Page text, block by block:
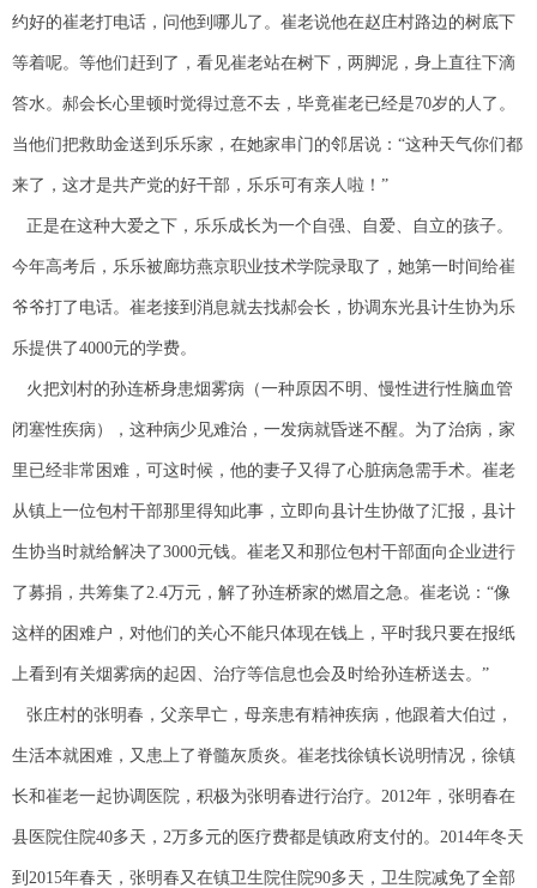
约好的崔老打电话，问他到哪儿了。崔老说他在赵庄村路边的树底下
等着呢。等他们赶到了，看见崔老站在树下，两脚泥，身上直往下滴
答水。郝会长心里顿时觉得过意不去，毕竟崔老已经是70岁的人了。
当他们把救助金送到乐乐家，在她家串门的邻居说：“这种天气你们都
来了，这才是共产党的好干部，乐乐可有亲人啦！”
正是在这种大爱之下，乐乐成长为一个自强、自爱、自立的孩子。
今年高考后，乐乐被廊坊燕京职业技术学院录取了，她第一时间给崔
爷爷打了电话。崔老接到消息就去找郝会长，协调东光县计生协为乐
乐提供了4000元的学费。
火把刘村的孙连桥身患烟雾病（一种原因不明、慢性进行性脑血管
闭塞性疾病），这种病少见难治，一发病就昏迷不醒。为了治病，家
里已经非常困难，可这时候，他的妻子又得了心脏病急需手术。崔老
从镇上一位包村干部那里得知此事，立即向县计生协做了汇报，县计
生协当时就给解决了3000元钱。崔老又和那位包村干部面向企业进行
了募捐，共筹集了2.4万元，解了孙连桥家的燃眉之急。崔老说：“像
这样的困难户，对他们的关心不能只体现在钱上，平时我只要在报纸
上看到有关烟雾病的起因、治疗等信息也会及时给孙连桥送去。”
张庄村的张明春，父亲早亡，母亲患有精神疾病，他跟着大伯过，
生活本就困难，又患上了脊髓灰质炎。崔老找徐镇长说明情况，徐镇
长和崔老一起协调医院，积极为张明春进行治疗。2012年，张明春在
县医院住院40多天，2万多元的医疗费都是镇政府支付的。2014年冬天
到2015年春天，张明春又在镇卫生院住院90多天，卫生院减免了全部